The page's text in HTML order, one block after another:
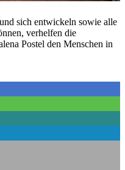
sich entwickeln sowie alle
verhelfen die
Postel den Menschen in